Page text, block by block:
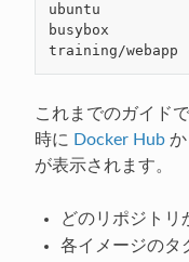
ubuntu
busybox
training/
これまでのガイド
時に Docker Hubか
が表示されます。
どのリポジトリ
各イメージのタ